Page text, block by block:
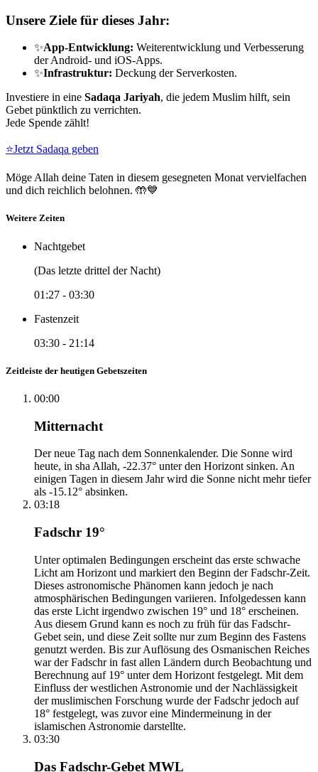
Unsere Ziele für dieses Jahr:
✨App-Entwicklung: Weiterentwicklung und Verbesserung
der Android- und iOS-Apps.
✨Infrastruktur: Deckung der Serverkosten.
Investiere in eine Sadaqa Jariyah, die jedem Muslim hilft, sein
Gebet pünktlich zu verrichten.
Jede Spende zählt!
⭐Jetzt Sadaqa geben
Möge Allah deine Taten in diesem gesegneten Monat vervielfachen
und dich reichlich belohnen. 🤲💙
Weitere Zeiten
Nachtgebet
(Das letzte drittel der Nacht)
01:27 - 03:30
Fastenzeit
03:30 - 21:14
Zeitleiste der heutigen Gebetszeiten
00:00
Mitternacht
Der neue Tag nach dem Sonnenkalender. Die Sonne wird
heute, in sha Allah, -22.37° unter den Horizont sinken. An
einigen Tagen in diesem Jahr wird die Sonne nicht mehr tiefer
als -15.12° absinken.
03:18
Fadschr 19°
Unter optimalen Bedingungen erscheint das erste schwache
Licht am Horizont und markiert den Beginn der Fadschr-Zeit.
Dieses astronomische Phänomen kann jedoch je nach
atmosphärischen Bedingungen variieren. Infolgedessen kann
das erste Licht irgendwo zwischen 19° und 18° erscheinen.
Aus diesem Grund kann es noch zu früh für das Fadschr-
Gebet sein, und diese Zeit sollte nur zum Beginn des Fastens
genutzt werden. Bis zur Auflösung des Osmanischen Reiches
war der Fadschr in fast allen Ländern durch Beobachtung und
Berechnung auf 19° unter dem Horizont festgelegt. Mit dem
Einfluss der westlichen Astronomie und der Nachlässigkeit
der muslimischen Forschung wurde der Fadschr jedoch auf
18° festgelegt, was zuvor eine Mindermeinung in der
islamischen Astronomie darstellte.
03:30
Das Fadschr-Gebet MWL